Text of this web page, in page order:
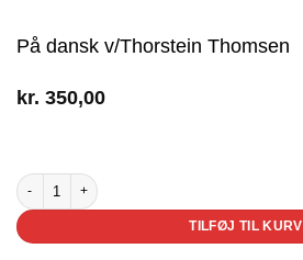
På dansk v/Thorstein Thomsen
kr. 350,00
Den utrolige seng antal
TILFØJ TIL KURV